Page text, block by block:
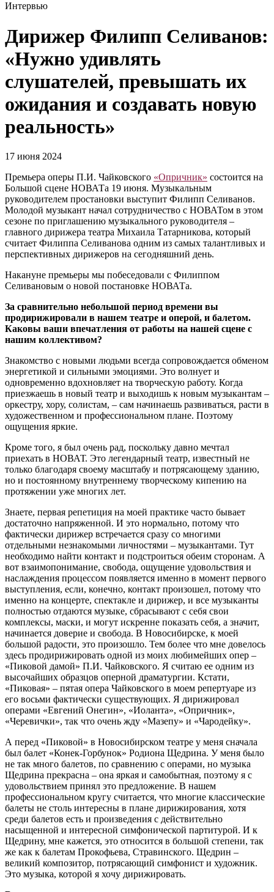
Интервью
Дирижер Филипп Селиванов:
«Нужно удивлять
слушателей, превышать их
ожидания и создавать новую
реальность»
17 июня 2024
Премьера оперы П.И. Чайковского «Опричник» состоится на
Большой сцене НОВАТа 19 июня. Музыкальным
руководителем простановки выступит Филипп Селиванов.
Молодой музыкант начал сотрудничество с НОВАТом в этом
сезоне по приглашению музыкального руководителя –
главного дирижера театра Михаила Татарникова, который
считает Филиппа Селиванова одним из самых талантливых и
перспективных дирижеров на сегодняшний день.
Накануне премьеры мы побеседовали с Филиппом
Селивановым о новой постановке НОВАТа.
За сравнительно небольшой период времени вы
продирижировали в нашем театре и оперой, и балетом.
Каковы ваши впечатления от работы на нашей сцене с
нашим коллективом?
Знакомство с новыми людьми всегда сопровождается обменом
энергетикой и сильными эмоциями. Это волнует и
одновременно вдохновляет на творческую работу. Когда
приезжаешь в новый театр и выходишь к новым музыкантам –
оркестру, хору, солистам, – сам начинаешь развиваться, расти в
художественном и профессиональном плане. Поэтому
ощущения яркие.
Кроме того, я был очень рад, поскольку давно мечтал
приехать в НОВАТ. Это легендарный театр, известный не
только благодаря своему масштабу и потрясающему зданию,
но и постоянному внутреннему творческому кипению на
протяжении уже многих лет.
Знаете, первая репетиция на моей практике часто бывает
достаточно напряженной. И это нормально, потому что
фактически дирижер встречается сразу со многими
отдельными незнакомыми личностями ‒ музыкантами. Тут
необходимо найти контакт и подстроиться обеим сторонам. А
вот взаимопонимание, свобода, ощущение удовольствия и
наслаждения процессом появляется именно в момент первого
выступления, если, конечно, контакт произошел, потому что
именно на концерте, спектакле и дирижер, и все музыканты
полностью отдаются музыке, сбрасывают с себя свои
комплексы, маски, и могут искренне показать себя, а значит,
начинается доверие и свобода. В Новосибирске, к моей
большой радости, это произошло. Тем более что мне довелось
здесь продирижировать одной из моих любимейших опер ‒
«Пиковой дамой» П.И. Чайковского. Я считаю ее одним из
высочайших образцов оперной драматургии. Кстати,
«Пиковая» ‒ пятая опера Чайковского в моем репертуаре из
его восьми фактически существующих. Я дирижировал
операми «Евгений Онегин», «Иоланта», «Опричник»,
«Черевички», так что очень жду «Мазепу» и «Чародейку».
А перед «Пиковой» в Новосибирском театре у меня сначала
был балет «Конек-Горбунок» Родиона Щедрина. У меня было
не так много балетов, по сравнению с операми, но музыка
Щедрина прекрасна ‒ она яркая и самобытная, поэтому я с
удовольствием принял это предложение. В нашем
профессиональном кругу считается, что многие классические
балеты не столь интересны в плане дирижирования, хотя
среди балетов есть и произведения с действительно
насыщенной и интересной симфонической партитурой. И к
Щедрину, мне кажется, это относится в большой степени, так
же как к балетам Прокофьева, Стравинского. Щедрин ‒
великий композитор, потрясающий симфонист и художник.
Это музыка, которой я хочу дирижировать.